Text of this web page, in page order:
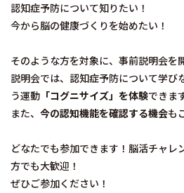
認知症予防について知りたい！
今から脳の健康づくりを始めたい！
そのような方を対象に、事前説明会を
説明会では、認知症予防について学び
う運動 「コグニサイズ」を体験できま
また、 今の認知機能を確認する機会も
どなたでも参加できます！脳活チャレ
方でも大歓迎！
ぜひご参加ください！